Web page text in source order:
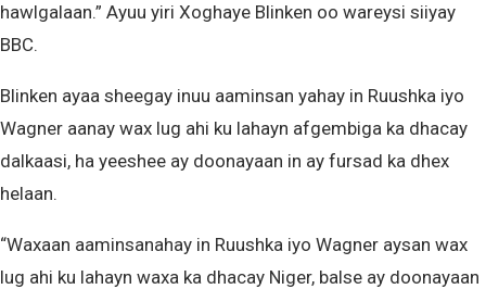
hawlgalaan.” Ayuu yiri Xoghaye Blinken oo wareysi siiyay
BBC.
Blinken ayaa sheegay inuu aaminsan yahay in Ruushka iyo
Wagner aanay wax lug ahi ku lahayn afgembiga ka dhacay
dalkaasi, ha yeeshee ay doonayaan in ay fursad ka dhex
helaan.
“Waxaan aaminsanahay in Ruushka iyo Wagner aysan wax
lug ahi ku lahayn waxa ka dhacay Niger, balse ay doonayaan